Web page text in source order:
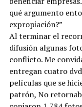
qué argumento
expropiación?”
Al terminar el
difusión algunas
conflicto. Me
entregan cuatro
películas que se
patrón, No